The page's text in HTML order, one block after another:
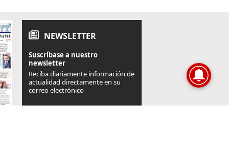
NEWSLETTER
Suscríbase a nuestro
newsletter
Reciba diariamente información de
actualidad directamente en su
correo electrónico